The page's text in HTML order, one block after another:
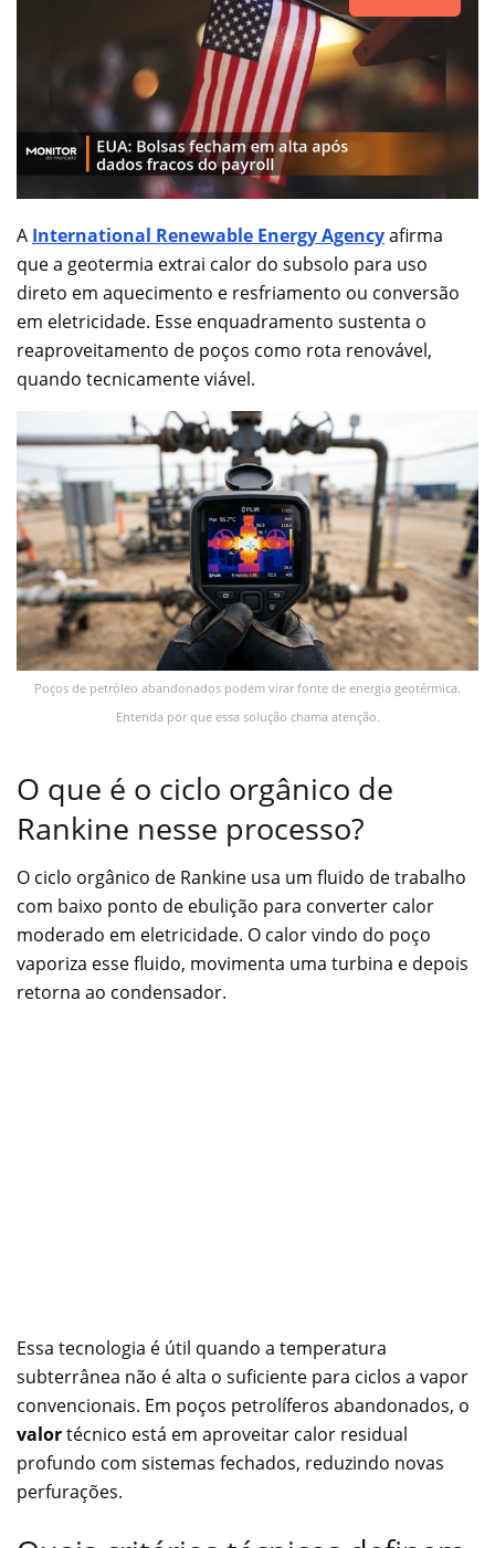
A International Renewable Energy Agencyafirma
que a geotermia extrai calor do subsolo para uso
direto em aquecimento e resfriamento ou conversão
em eletricidade. Esse enquadramento sustenta o
reaproveitamento de poços como rota renovável,
quando tecnicamente viável.
Poços de petróleo abandonados podem virar fonte de energia geotérmica.
Entenda por que essa solução chama atenção.
O que é o ciclo orgânico de
Rankine nesse processo?
O ciclo orgânico de Rankine usa um fluido de trabalho
com baixo ponto de ebulição para converter calor
moderado em eletricidade. O calor vindo do poço
vaporiza esse fluido, movimenta uma turbina e depois
retorna ao condensador.
Essa tecnologia é útil quando a temperatura
subterrânea não é alta o suficiente para ciclos a vapor
convencionais. Em poços petrolíferos abandonados, o
valortécnico está em aproveitar calor residual
profundo com sistemas fechados, reduzindo novas
perfurações.